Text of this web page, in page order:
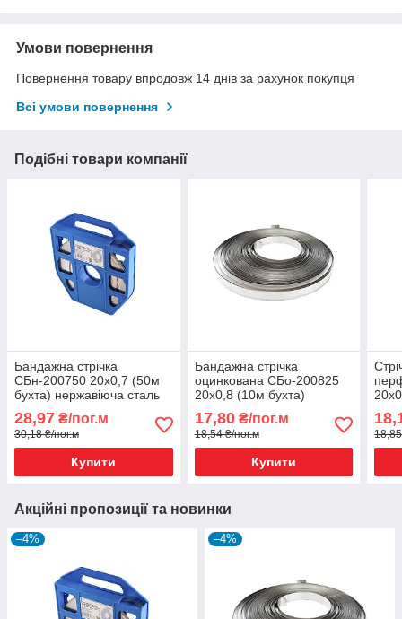
Умови повернення
Повернення товару впродовж 14 днів за рахунок покупця
Всі умови повернення
Подібні товари компанії
Бандажна стрічка
СБн-200750 20х0,7 (50м
бухта) нержавіюча сталь
AISI201
28,97 ₴/пог.м
30,18 ₴/пог.м
Купити
Бандажна стрічка
оцинкована СБо-200825
20х0,8 (10м бухта)
17,80₴/пог.м
18,54 ₴/пог.м
Купити
Акційні пропозиції та новинки
–4% –4%